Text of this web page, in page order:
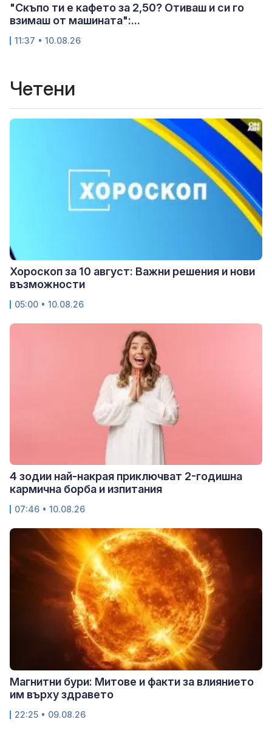
"Скъпо ти е кафето за 2,50? Отиваш и си го
взимаш от машината":...
11:37 • 10.08.26
Четени
Хороскоп за 10 август: Важни решения и нови
възможности
05:00 • 10.08.26
4 зодии най-накрая приключват 2-годишна
кармична борба и изпитания
07:46 • 10.08.26
Магнитни бури: Митове и факти за влиянието
им върху здравето
22:25 • 09.08.26